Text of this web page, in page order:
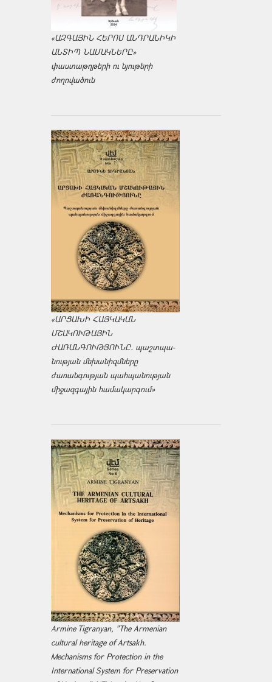
«ԱԶԳԱՅԻՆ ՀԵՐՈՍ ԱՆԴՐԱՆԻԿԻ
ԱՆՏԻՊ ՆԱՄԱԿՆԵՐԸ»
փաստաթղթերի ու նյութերի
ժողովածուն
«ԱՐՑԱԽԻ ՀԱՅԿԱԿԱՆ
ՄՇԱԿՈՒԹԱՅԻՆ
ԺԱՌԱՆԳՈՒԹՅՈՒՆԸ․ պաշտպա­
նության մեխանիզմները
ժառանգության պահպանության
միջազ­գային համակարգում»
Armine Tigranyan, "The Armenian
cultural heritage of Artsakh.
Mechanisms for Protection in the
International System for Preservation